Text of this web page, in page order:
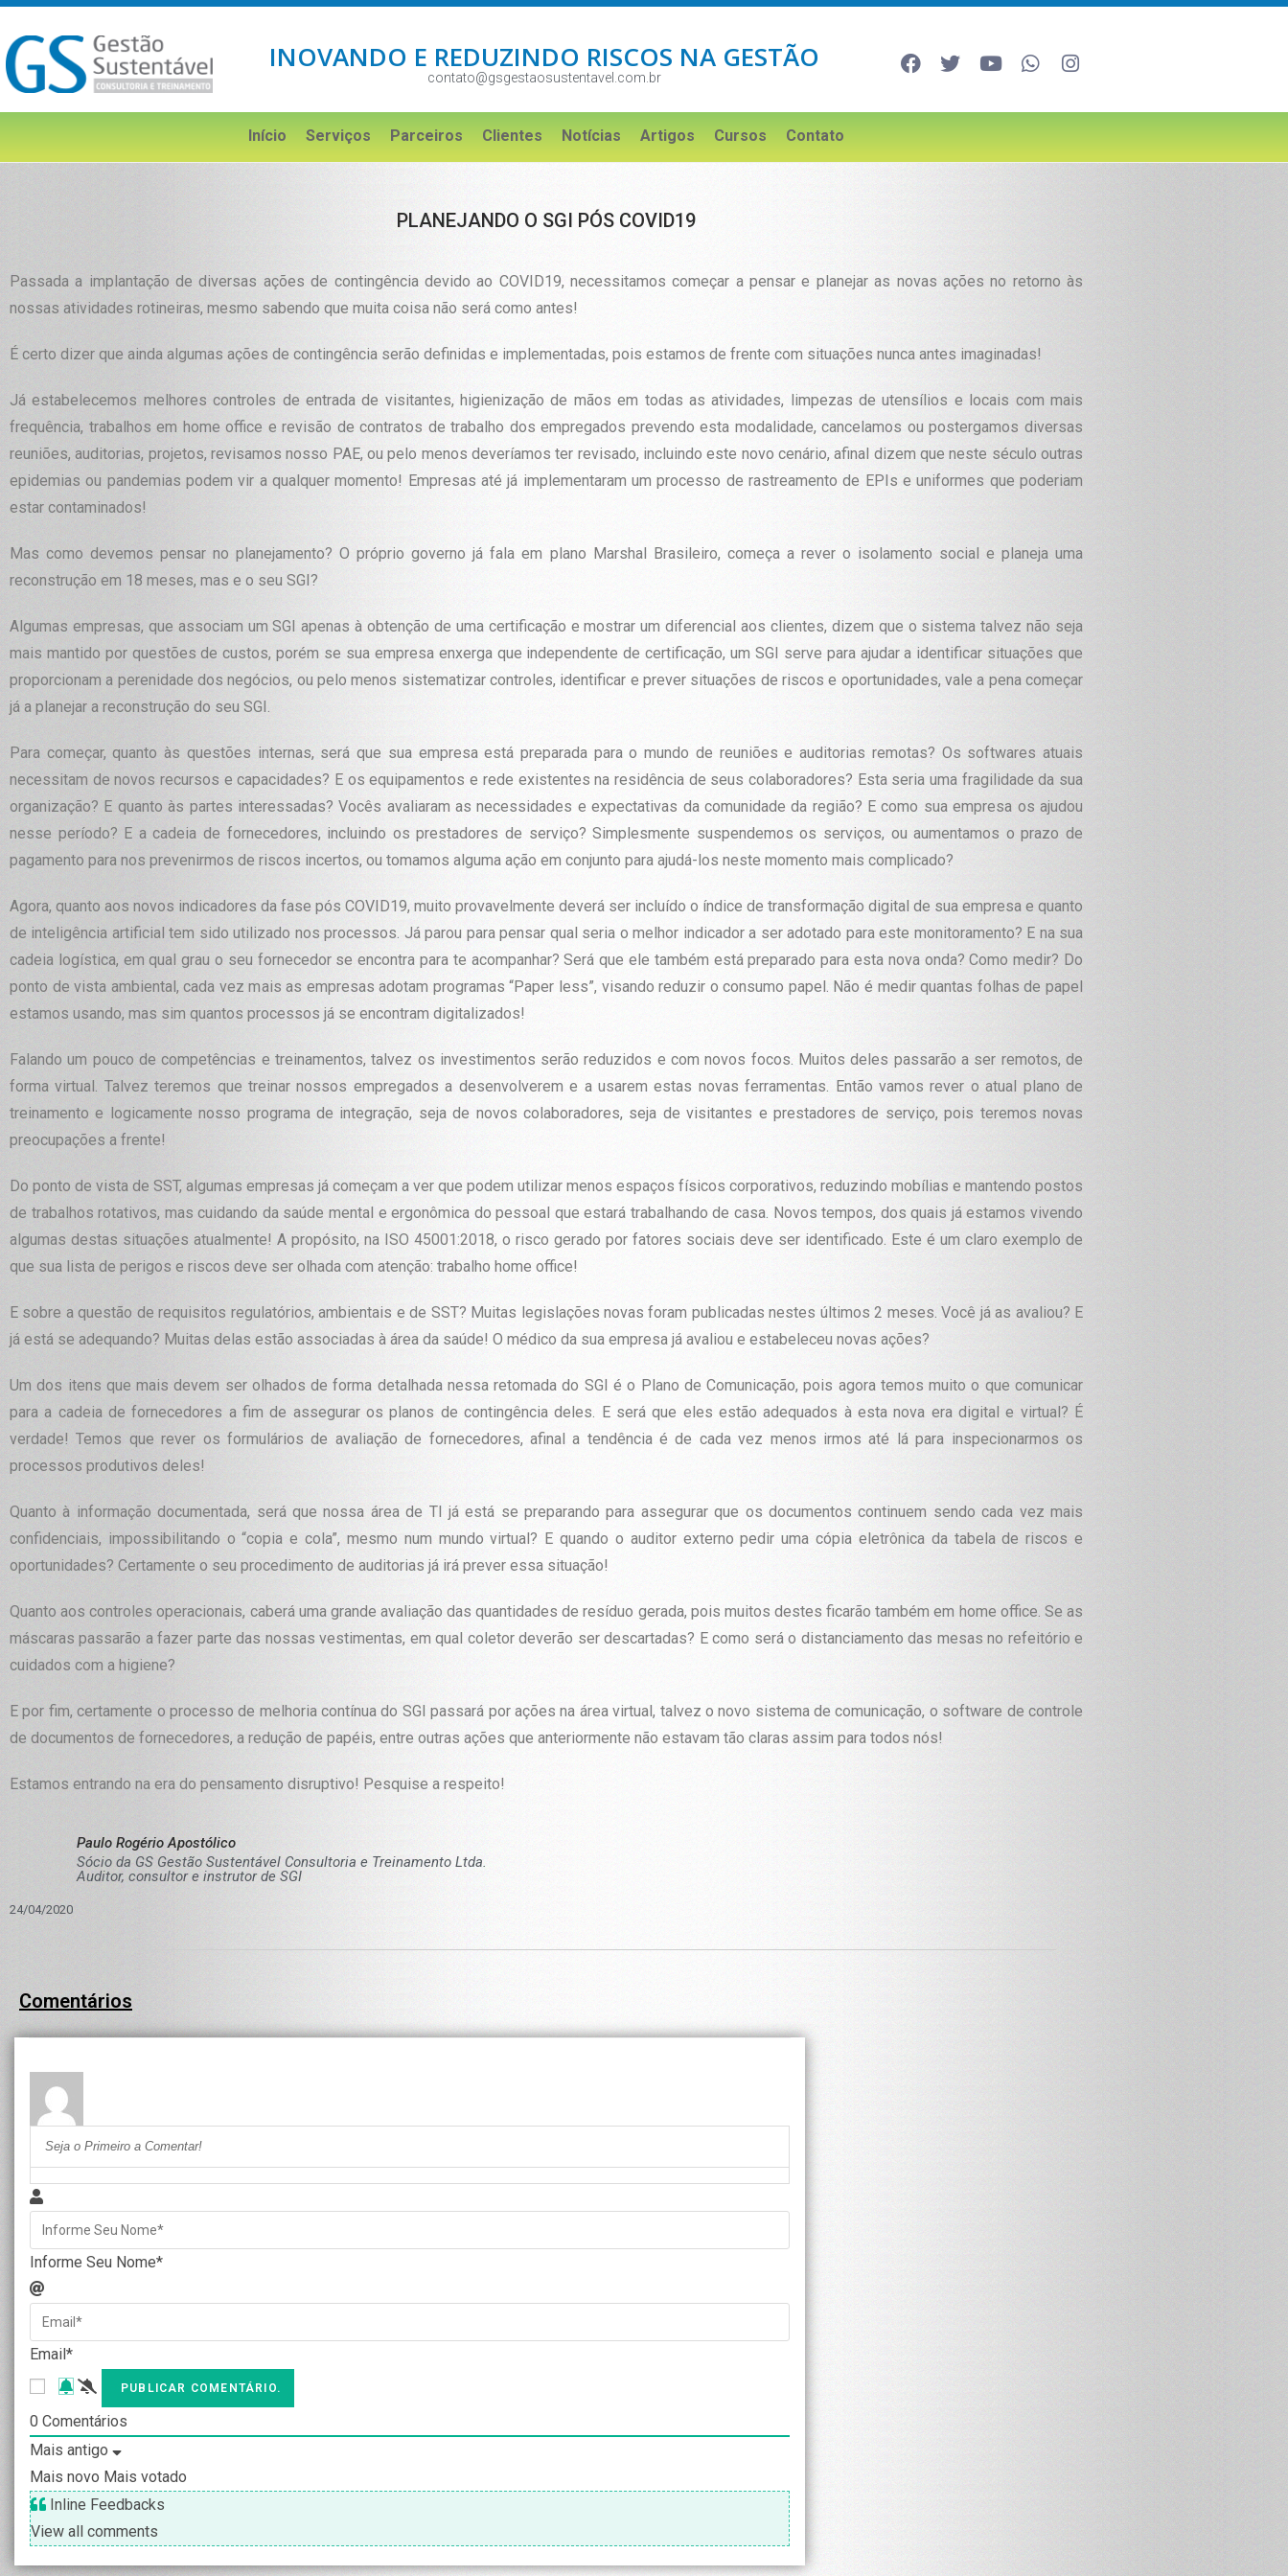
INOVANDO E REDUZINDO RISCOS NA GESTÃO
contato@gsgestaosustentavel.com.br
Início Serviços Parceiros Clientes Notícias Artigos Cursos Contato
PLANEJANDO O SGI PÓS COVID19
Passada a implantação de diversas ações de contingência devido ao COVID19, necessitamos começar a pensar e planejar as novas ações no retorno às
nossas atividades rotineiras, mesmo sabendo que muita coisa não será como antes!
É certo dizer que ainda algumas ações de contingência serão definidas e implementadas, pois estamos de frente com situações nunca antes imaginadas!
Já estabelecemos melhores controles de entrada de visitantes, higienização de mãos em todas as atividades, limpezas de utensílios e locais com mais
frequência, trabalhos em home office e revisão de contratos de trabalho dos empregados prevendo esta modalidade, cancelamos ou postergamos diversas
reuniões, auditorias, projetos, revisamos nosso PAE, ou pelo menos deveríamos ter revisado, incluindo este novo cenário, afinal dizem que neste século outras
epidemias ou pandemias podem vir a qualquer momento! Empresas até já implementaram um processo de rastreamento de EPIs e uniformes que poderiam
estar contaminados!
Mas como devemos pensar no planejamento? O próprio governo já fala em plano Marshal Brasileiro, começa a rever o isolamento social e planeja uma
reconstrução em 18 meses, mas e o seu SGI?
Algumas empresas, que associam um SGI apenas à obtenção de uma certificação e mostrar um diferencial aos clientes, dizem que o sistema talvez não seja
mais mantido por questões de custos, porém se sua empresa enxerga que independente de certificação, um SGI serve para ajudar a identificar situações que
proporcionam a perenidade dos negócios, ou pelo menos sistematizar controles, identificar e prever situações de riscos e oportunidades, vale a pena começar
já a planejar a reconstrução do seu SGI.
Para começar, quanto às questões internas, será que sua empresa está preparada para o mundo de reuniões e auditorias remotas? Os softwares atuais
necessitam de novos recursos e capacidades? E os equipamentos e rede existentes na residência de seus colaboradores? Esta seria uma fragilidade da sua
organização? E quanto às partes interessadas? Vocês avaliaram as necessidades e expectativas da comunidade da região? E como sua empresa os ajudou
nesse período? E a cadeia de fornecedores, incluindo os prestadores de serviço? Simplesmente suspendemos os serviços, ou aumentamos o prazo de
pagamento para nos prevenirmos de riscos incertos, ou tomamos alguma ação em conjunto para ajudá-los neste momento mais complicado?
Agora, quanto aos novos indicadores da fase pós COVID19, muito provavelmente deverá ser incluído o índice de transformação digital de sua empresa e quanto
de inteligência artificial tem sido utilizado nos processos. Já parou para pensar qual seria o melhor indicador a ser adotado para este monitoramento? E na sua
cadeia logística, em qual grau o seu fornecedor se encontra para te acompanhar? Será que ele também está preparado para esta nova onda? Como medir? Do
ponto de vista ambiental, cada vez mais as empresas adotam programas “Paper less”, visando reduzir o consumo papel. Não é medir quantas folhas de papel
estamos usando, mas sim quantos processos já se encontram digitalizados!
Falando um pouco de competências e treinamentos, talvez os investimentos serão reduzidos e com novos focos. Muitos deles passarão a ser remotos, de
forma virtual. Talvez teremos que treinar nossos empregados a desenvolverem e a usarem estas novas ferramentas. Então vamos rever o atual plano de
treinamento e logicamente nosso programa de integração, seja de novos colaboradores, seja de visitantes e prestadores de serviço, pois teremos novas
preocupações a frente!
Do ponto de vista de SST, algumas empresas já começam a ver que podem utilizar menos espaços físicos corporativos, reduzindo mobílias e mantendo postos
de trabalhos rotativos, mas cuidando da saúde mental e ergonômica do pessoal que estará trabalhando de casa. Novos tempos, dos quais já estamos vivendo
algumas destas situações atualmente! A propósito, na ISO 45001:2018, o risco gerado por fatores sociais deve ser identificado. Este é um claro exemplo de
que sua lista de perigos e riscos deve ser olhada com atenção: trabalho home office!
E sobre a questão de requisitos regulatórios, ambientais e de SST? Muitas legislações novas foram publicadas nestes últimos 2 meses. Você já as avaliou? E
já está se adequando? Muitas delas estão associadas à área da saúde! O médico da sua empresa já avaliou e estabeleceu novas ações?
Um dos itens que mais devem ser olhados de forma detalhada nessa retomada do SGI é o Plano de Comunicação, pois agora temos muito o que comunicar
para a cadeia de fornecedores a fim de assegurar os planos de contingência deles. E será que eles estão adequados à esta nova era digital e virtual? É
verdade! Temos que rever os formulários de avaliação de fornecedores, afinal a tendência é de cada vez menos irmos até lá para inspecionarmos os
processos produtivos deles!
Quanto à informação documentada, será que nossa área de TI já está se preparando para assegurar que os documentos continuem sendo cada vez mais
confidenciais, impossibilitando o “copia e cola”, mesmo num mundo virtual? E quando o auditor externo pedir uma cópia eletrônica da tabela de riscos e
oportunidades? Certamente o seu procedimento de auditorias já irá prever essa situação!
Quanto aos controles operacionais, caberá uma grande avaliação das quantidades de resíduo gerada, pois muitos destes ficarão também em home office. Se as
máscaras passarão a fazer parte das nossas vestimentas, em qual coletor deverão ser descartadas? E como será o distanciamento das mesas no refeitório e
cuidados com a higiene?
E por fim, certamente o processo de melhoria contínua do SGI passará por ações na área virtual, talvez o novo sistema de comunicação, o software de controle
de documentos de fornecedores, a redução de papéis, entre outras ações que anteriormente não estavam tão claras assim para todos nós!
Estamos entrando na era do pensamento disruptivo! Pesquise a respeito!
Paulo Rogério Apostólico
Sócio da GS Gestão Sustentável Consultoria e Treinamento Ltda.
Auditor, consultor e instrutor de SGI
24/04/2020
Informe Seu Nome*
Email*
0 Comentários
Mais antigo
Mais novo Mais votado
Inline Feedbacks
View all comments